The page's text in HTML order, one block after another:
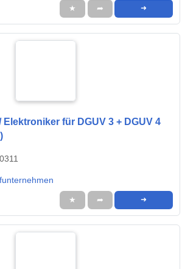
★ ➦ ➜
für DGUV 3 + DGUV 4
★ ➦ ➜